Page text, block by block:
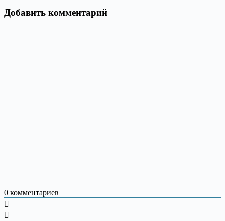
Добавить комментарий
0 комментариев